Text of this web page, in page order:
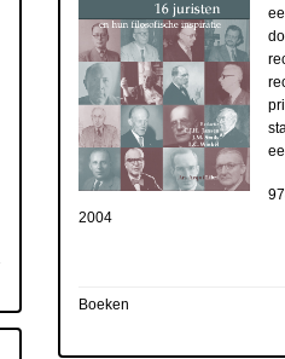
2004
Boeken